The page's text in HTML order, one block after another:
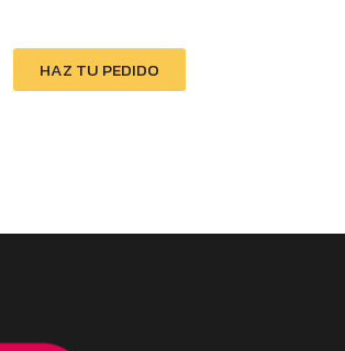
HAZ TU PEDIDO